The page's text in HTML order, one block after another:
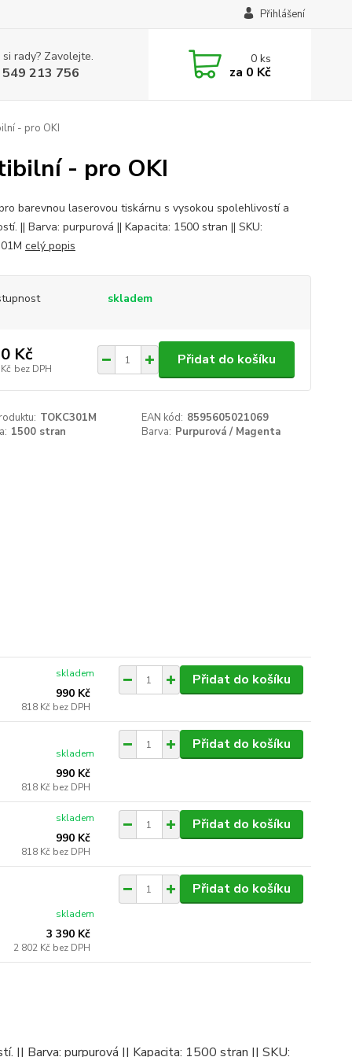
Přihlášení
rady? Zavolejte.
213 756
0ks
za 0 Kč
- pro OKI
- pro OKI
barevnou laserovou tiskárnu s vysokou spolehlivostí a
|| Barva: purpurová || Kapacita: 1500 stran || SKU:
celý popis
skladem
Kč
bez DPH
Přidat do košíku
TOKC301M EAN kód: 8595605021069
1500 stran Barva: Purpurová / Magenta
990 Kč
818 Kč bez DPH
skladem Přidat do košíku
990 Kč
818 Kč bez DPH
skladem
Přidat do košíku
990 Kč
818 Kč bez DPH
skladem Přidat do košíku
3 390 Kč
2 802 Kč bez DPH
skladem
Přidat do košíku
|| Barva: purpurová || Kapacita: 1500 stran || SKU: